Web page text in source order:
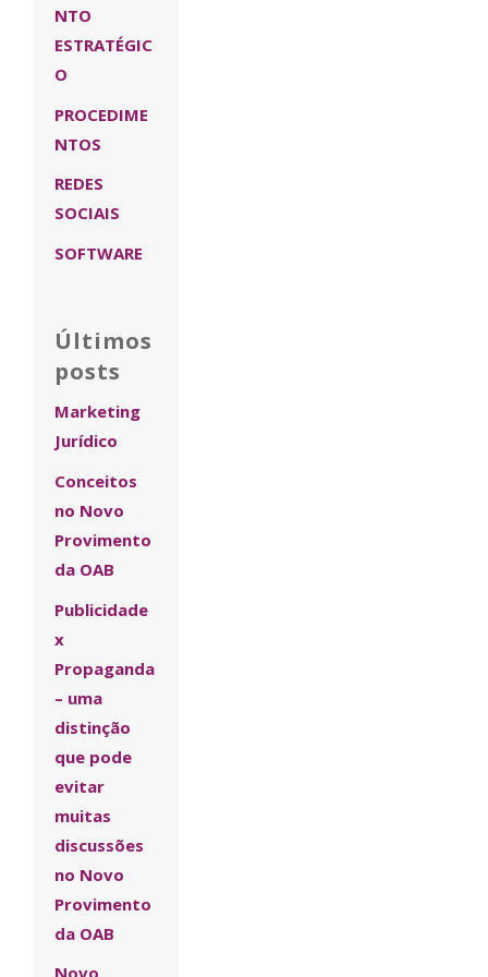
NTO
ESTRATÉGIC
O
PROCEDIME
NTOS
REDES
SOCIAIS
SOFTWARE
Últimos
posts
Marketing
Jurídico
Conceitos
no Novo
Provimento
da OAB
Publicidade
x
Propaganda
– uma
distinção
que pode
evitar
muitas
discussões
no Novo
Provimento
da OAB